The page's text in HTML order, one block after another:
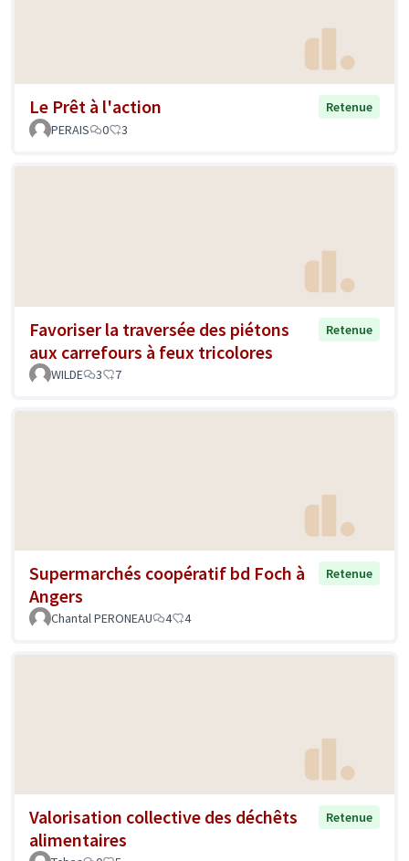
Le Prêt à l'action
Retenue
PERAIS
0 3
Favoriser la traversée des piétons
aux carrefours à feux tricolores
Retenue
WILDE 3 7
Supermarchés coopératif bd Foch à
Angers
Retenue
Chantal PERONEAU 4 4
Valorisation collective des déchêts
alimentaires
Retenue